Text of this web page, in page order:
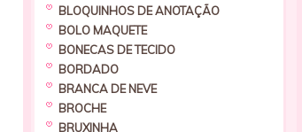
BLOQUINHOS DE ANOTAÇÃO
BOLO MAQUETE
BONECAS DE TECIDO
BORDADO
BRANCA DE NEVE
BROCHE
BRUXINHA